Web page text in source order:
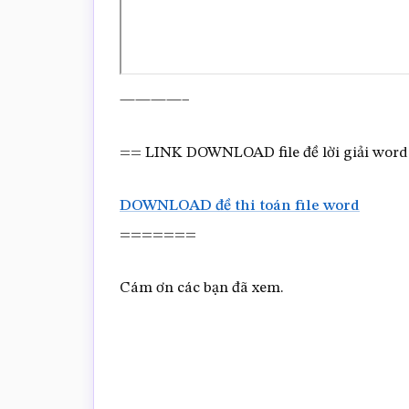
————–
== LINK DOWNLOAD file đề lời giải
DOWNLOAD đề thi toán file word
=======
Cám ơn các bạn đã xem.